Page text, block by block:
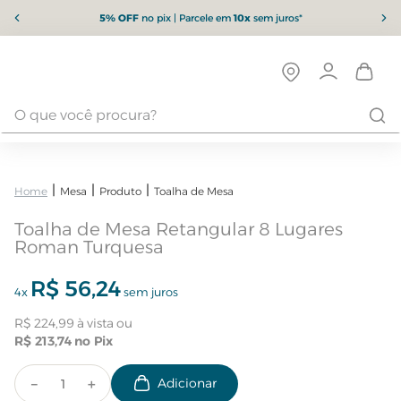
5% OFFno pix | Parcele em10xsem juros*
Mesa Produto Toalha de Mesa
Toalha de Mesa Retangular 8 Lugares
Roman Turquesa
4x R$ 56,24sem juros
R$ 224,99
R$ 213,74
＋
－